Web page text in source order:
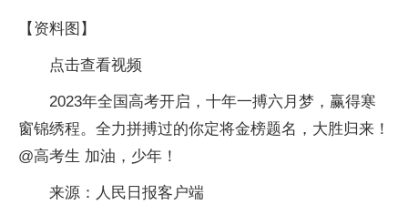
【资料图】
点击查看视频
2023年全国高考开启，十年一搏六月梦，赢得寒
窗锦绣程。全力拼搏过的你定将金榜题名，大胜归来！
@高考生 加油，少年！
来源：人民日报客户端